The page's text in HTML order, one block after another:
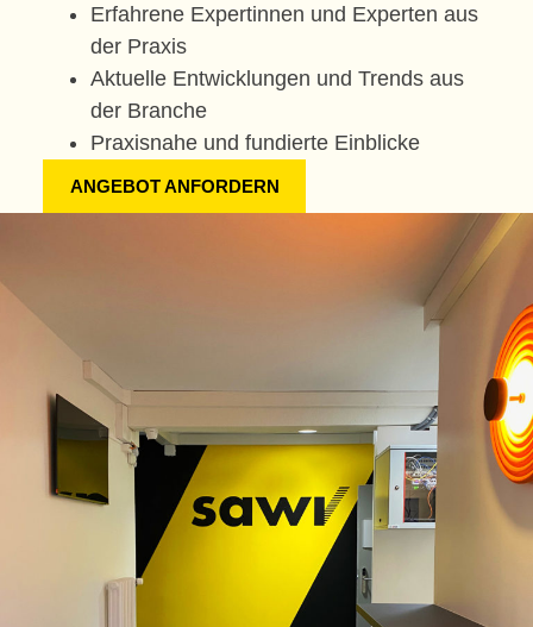
Erfahrene Expertinnen und Experten aus
der Praxis
Aktuelle Entwicklungen und Trends aus
der Branche
Praxisnahe und fundierte Einblicke
ANGEBOT ANFORDERN